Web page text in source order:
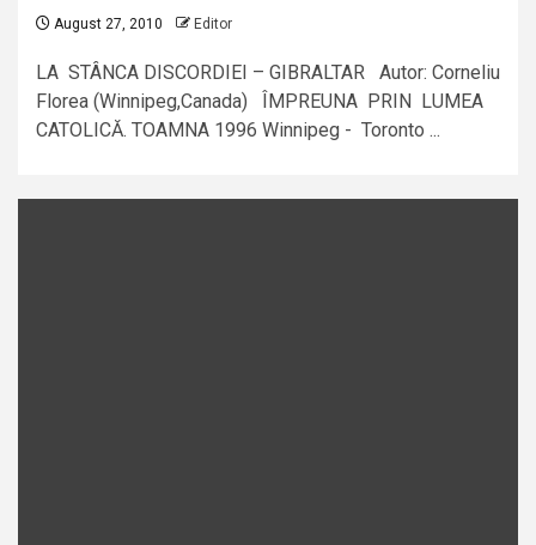
August 27, 2010 Editor
LA STÂNCA DISCORDIEI – GIBRALTAR Autor: Corneliu
Florea (Winnipeg,Canada) ÎMPREUNA PRIN LUMEA
CATOLICĂ. TOAMNA 1996 Winnipeg - Toronto ...